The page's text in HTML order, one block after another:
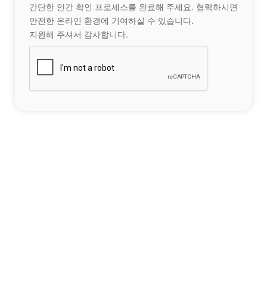
간단한 인간 확인 프로세스를 완료해 주세요. 협력하시면
안전한 온라인 환경에 기여하실 수 있습니다.
지원해 주셔서 감사합니다.